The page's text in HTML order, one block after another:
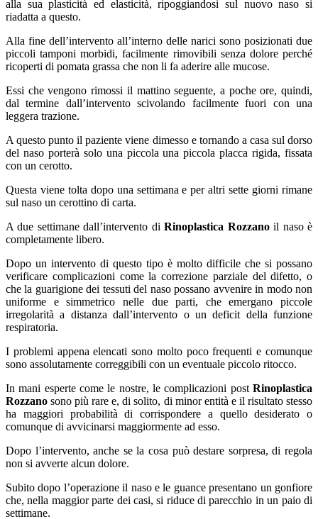
alla sua plasticità ed elasticità, ripoggiandosi sul nuovo naso si
riadatta a questo.
Alla fine dell’intervento all’interno delle narici sono posizionati due
piccoli tamponi morbidi, facilmente rimovibili senza dolore perché
ricoperti di pomata grassa che non li fa aderire alle mucose.
Essi che vengono rimossi il mattino seguente, a poche ore, quindi,
dal termine dall’intervento scivolando facilmente fuori con una
leggera trazione.
A questo punto il paziente viene dimesso e tornando a casa sul dorso
del naso porterà solo una piccola una piccola placca rigida, fissata
con un cerotto.
Questa viene tolta dopo una settimana e per altri sette giorni rimane
sul naso un cerottino di carta.
A due settimane dall’intervento diRinoplastica Rozzanoil naso è
completamente libero.
Dopo un intervento di questo tipo è molto difficile che si possano
verificare complicazioni come la correzione parziale del difetto, o
che la guarigione dei tessuti del naso possano avvenire in modo non
uniforme e simmetrico nelle due parti, che emergano piccole
irregolarità a distanza dall’intervento o un deficit della funzione
respiratoria.
I problemi appena elencati sono molto poco frequenti e comunque
sono assolutamente correggibili con un eventuale piccolo ritocco.
In mani esperte come le nostre, le complicazioni post Rinoplastica
Rozzano sono più rare e, di solito, di minor entità e il risultato stesso
ha maggiori probabilità di corrispondere a quello desiderato o
comunque di avvicinarsi maggiormente ad esso.
Dopo l’intervento, anche se la cosa può destare sorpresa, di regola
non si avverte alcun dolore.
Subito dopo l’operazione il naso e le guance presentano un gonfiore
che, nella maggior parte dei casi, si riduce di parecchio in un paio di
settimane.